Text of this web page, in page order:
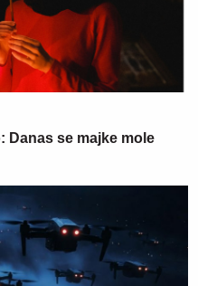
Danas se majke mole